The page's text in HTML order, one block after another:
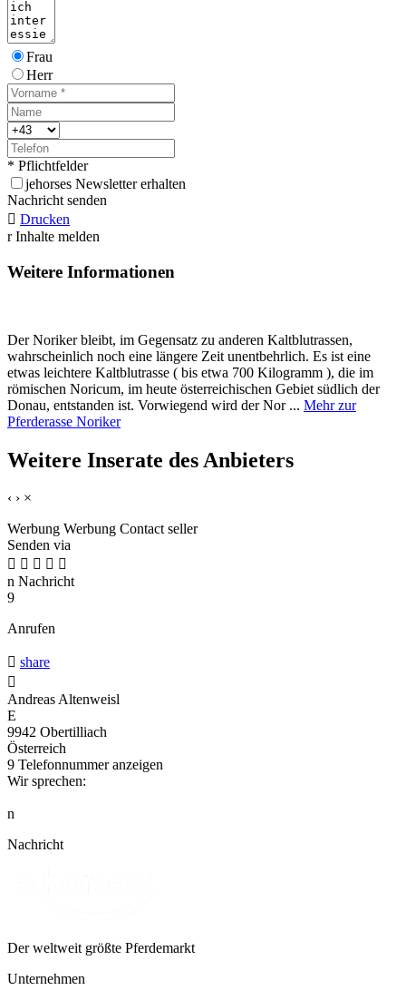
Frau
Herr
* Pflichtfelder
jehorses Newsletter erhalten
Nachricht senden
 Drucken
r Inhalte melden
Weitere Informationen
Der Noriker bleibt, im Gegensatz zu anderen Kaltblutrassen,
wahrscheinlich noch eine längere Zeit unentbehrlich. Es ist eine
etwas leichtere Kaltblutrasse ( bis etwa 700 Kilogramm ), die im
römischen Noricum, im heute österreichischen Gebiet südlich der
Donau, entstanden ist. Vorwiegend wird der Nor ... Mehr zur
Pferderasse Noriker
Weitere Inserate des Anbieters
‹ › ×
Werbung Werbung Contact seller
Senden via
    
n Nachricht
9
Anrufen
 share

Andreas Altenweisl
E
9942 Obertilliach
Österreich
9 Telefonnummer anzeigen
Wir sprechen:
n
Nachricht
Der weltweit größte Pferdemarkt
Unternehmen